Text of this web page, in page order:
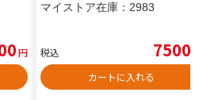
円
マイストア在庫： 2983
税込 7500
カートに入れる